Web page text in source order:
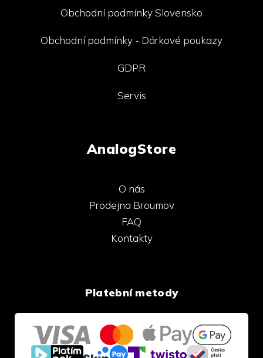
Obchodní podmínky Slovensko
Obchodní podmínky - Dárkové poukazy
GDPR
Servis
AnalogStore
O nás
Prodejna Broumov
FAQ
Kontakty
Platební metody